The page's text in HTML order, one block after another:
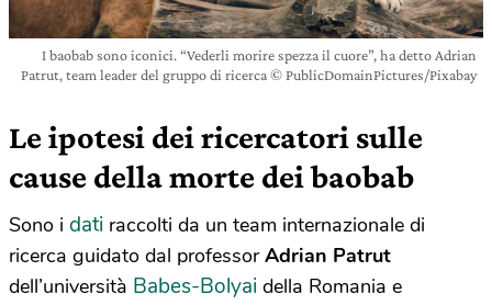
I baobab sono iconici. “Vederli morire spezza il cuore”, ha detto Adrian
Patrut, team leader del gruppo di ricerca © PublicDomainPictures/Pixabay
Le ipotesi dei ricercatori sulle
cause della morte dei baobab
Sono i dati raccolti da un team internazionale di
ricerca guidato dal professorAdrian Patrut
dell’università Babes-Bolyai della Romania e